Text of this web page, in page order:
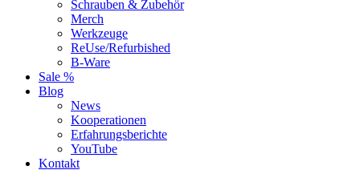
Schrauben & Zubehör
Merch
Werkzeuge
ReUse/Refurbished
B-Ware
Sale %
Blog
News
Kooperationen
Erfahrungsberichte
YouTube
Kontakt